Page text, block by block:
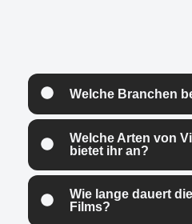
Welche Branchen
Welche Arten von
bietet ihr an?
Wie lange dauert
Films?